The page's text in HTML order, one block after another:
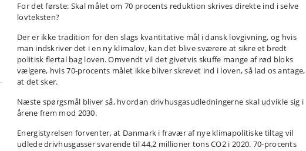
For det første: Skal målet om 70 procents reduktion skrives direkte ind i selve
lovteksten?
Der er ikke tradition for den slags kvantitative mål i dansk lovgivning, og hvis
man indskriver det i en ny klimalov, kan det blive sværere at sikre et bredt
politisk flertal bag loven. Omvendt vil det givetvis skuffe mange af rød bloks
vælgere, hvis 70-procents målet ikke bliver skrevet ind i loven, så lad os antage,
at det sker.
Næste spørgsmål bliver så, hvordan drivhusgasudledningerne skal udvikle sig i
årene frem mod 2030.
Energistyrelsen forventer, at Danmark i fravær af nye klimapolitiske tiltag vil
udlede drivhusgasser svarende til 44,2 millioner tons CO2 i 2020. 70-procents